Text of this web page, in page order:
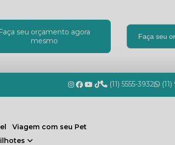
Faça seu orçamento agora
mesmo
Faça seu
(11) 5555-3932
Viagem com seu Pet
Filhotes